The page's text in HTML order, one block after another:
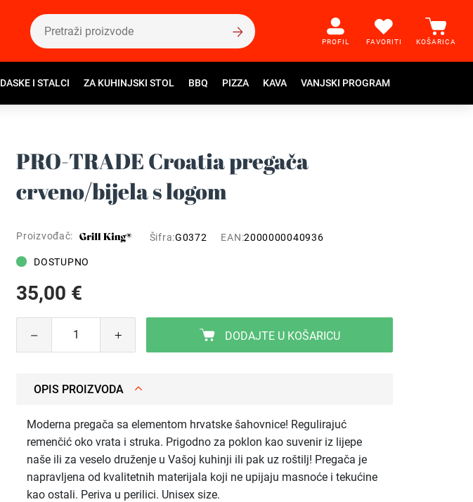
PROFIL FAVORITI KOŠARICA
DASKE I STALCI ZA KUHINJSKI STOL BBQ PIZZA KAVA VANJSKI PROGRAM
PRO-TRADE Croatia pregača
crveno/bijela s logom
Proizvođač: Šifra:G0372 EAN:2000000040936
DOSTUPNO
35,00 €
DODAJTE U KOŠARICU
OPIS PROIZVODA
Moderna pregača sa elementom hrvatske šahovnice! Regulirajuć
remenčić oko vrata i struka. Prigodno za poklon kao suvenir iz lijepe
naše ili za veselo druženje u Vašoj kuhinji ili pak uz roštilj! Pregača je
napravljena od kvalitetnih materijala koji ne upijaju masnoće i tekućine
kao ostali. Periva u perilici. Unisex size.